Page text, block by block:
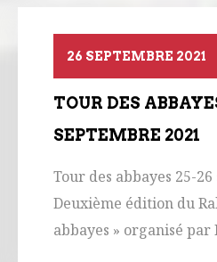
26 SEPTEMBRE 2021
TOUR DES
SEPTEMBRE 2021
Tour des abbayes 25-
Deuxième édition du
abbayes » organisé par